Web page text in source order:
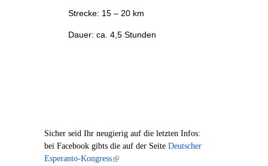
Strecke: 15 – 20 km
Dauer: ca. 4,5 Stunden
Sicher seid Ihr neugierig auf die letzten Infos:
bei Facebook gibts die auf der Seite Deutscher
Esperanto-Kongress(link is external)